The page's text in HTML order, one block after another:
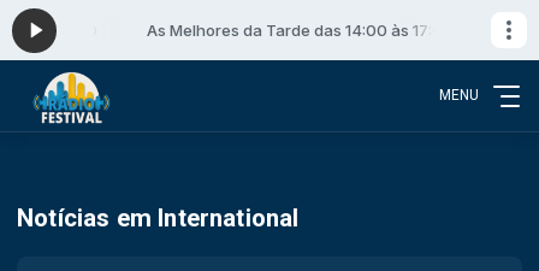
17:00 As Melhores da Tarde das 14:00 às 17:00
MENU
Notícias em International